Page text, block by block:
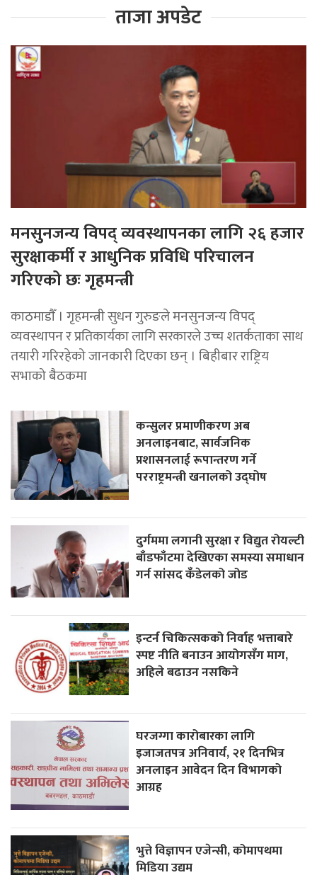
ताजा अपडेट
मनसुनजन्य विपद् व्यवस्थापनका लागि २६ हजार
सुरक्षाकर्मी र आधुनिक प्रविधि परिचालन
गरिएको छः गृहमन्त्री
काठमाडाैँ । गृहमन्त्री सुधन गुरुङले मनसुनजन्य विपद्
व्यवस्थापन र प्रतिकार्यका लागि सरकारले उच्च शतर्कताका साथ
तयारी गरिरहेको जानकारी दिएका छन् । बिहीबार राष्ट्रिय
सभाको बैठकमा
कन्सुलर प्रमाणीकरण अब
अनलाइनबाट, सार्वजनिक
प्रशासनलाई रूपान्तरण गर्ने
परराष्ट्रमन्त्री खनालको उद्घोष
दुर्गममा लगानी सुरक्षा र विद्युत रोयल्टी
बाँडफाँटमा देखिएका समस्या समाधान
गर्न सांसद कँडेलको जोड
इन्टर्न चिकित्सकको निर्वाह भत्ताबारे
स्पष्ट नीति बनाउन आयोगसँग माग,
अहिले बढाउन नसकिने
घरजग्गा कारोबारका लागि
इजाजतपत्र अनिवार्य, २१ दिनभित्र
अनलाइन आवेदन दिन विभागको
आग्रह
भुत्ते विज्ञापन एजेन्सी, कोमापथमा
मिडिया उद्यम